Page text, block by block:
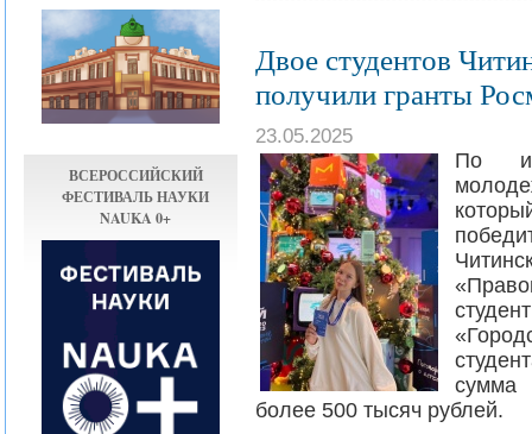
ВСЕРОССИЙСКИЙ
ФЕСТИВАЛЬ НАУКИ
NAUKA 0+
Двое студентов
получили гранты
23.05.2025
По
сумма
более 500 тысяч рублей.